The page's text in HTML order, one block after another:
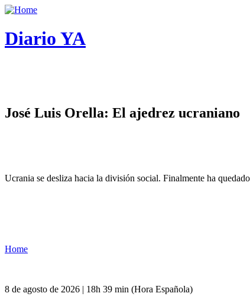
Diario YA
José Luis Orella: El ajedrez ucraniano
Ucrania se desliza hacia la división social. Finalmente ha
Home
8 de agosto de 2026 | 18h 39 min (Hora Española)